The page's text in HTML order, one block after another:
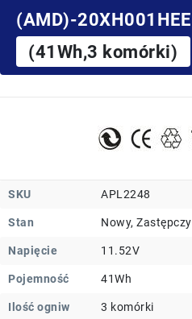
(AMD)-20XH001HEE
(41Wh,3 komórki)
SKU APL2248
Stan Nowy, Zastępczy
Napięcie 11.52V
Pojemność 41Wh
Ilość ogniw 3 komórki